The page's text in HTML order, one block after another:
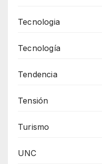
Tecnologia
Tecnología
Tendencia
Tensión
Turismo
UNC